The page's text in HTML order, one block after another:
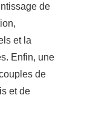
de
et la
Enfin, une
de
et de